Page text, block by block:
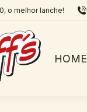
o melhor lanche!
HOME